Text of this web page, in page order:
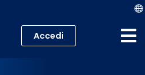
Accedi